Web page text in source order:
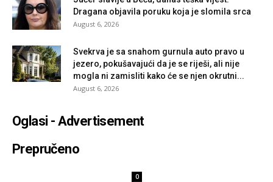
Dragana objavila poruku koja je slomila srca
August 6, 2026
Svekrva je sa snahom gurnula auto pravo u
jezero, pokušavajući da je se riješi, ali nije
mogla ni zamisliti kako će se njen okrutni...
August 6, 2026
Oglasi - Advertisement
Prepručeno
0